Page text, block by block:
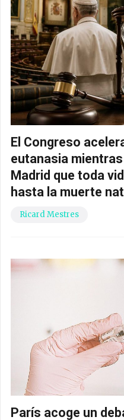
El Congreso
eutanasia
Madrid que toda
hasta la muerte
Ricard Mestres
París acoge un